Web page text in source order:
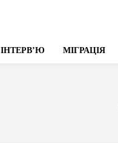
ІНТЕРВʼЮ МІГРАЦІЯ